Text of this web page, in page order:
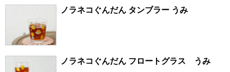
ノラネコぐんだん タンブラー うみ
ノラネコぐんだん フロートグラス うみ